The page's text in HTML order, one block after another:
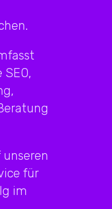
für
im